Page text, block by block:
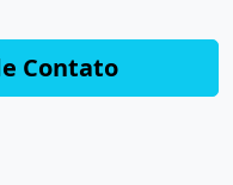
Contato